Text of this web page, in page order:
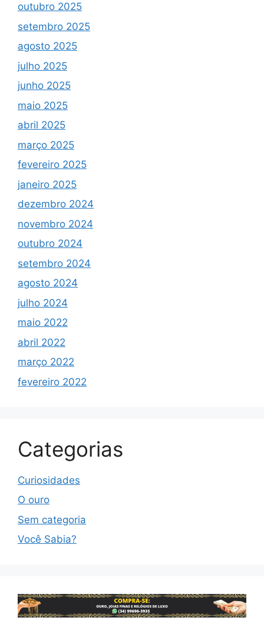
outubro 2025
setembro 2025
agosto 2025
julho 2025
junho 2025
maio 2025
abril 2025
março 2025
fevereiro 2025
janeiro 2025
dezembro 2024
novembro 2024
outubro 2024
setembro 2024
agosto 2024
julho 2024
maio 2022
abril 2022
março 2022
fevereiro 2022
Categorias
Curiosidades
O ouro
Sem categoria
Você Sabia?